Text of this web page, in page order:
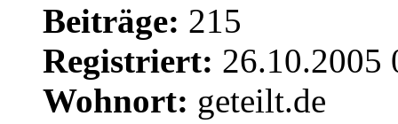
Beiträge: 215
Registriert: 26.10.2005
Wohnort: geteilt.de